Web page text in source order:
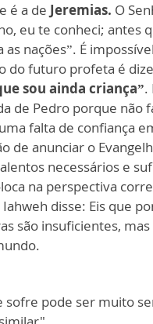
é a de Jeremias. O
eu te conheci; antes
nações”. É
do futuro profeta é
sou ainda criança”.
de Pedro porque não
falta de confiança
de anunciar o
necessários e
na perspectiva
disse: Eis que
são insuficientes,
sofre pode ser muito